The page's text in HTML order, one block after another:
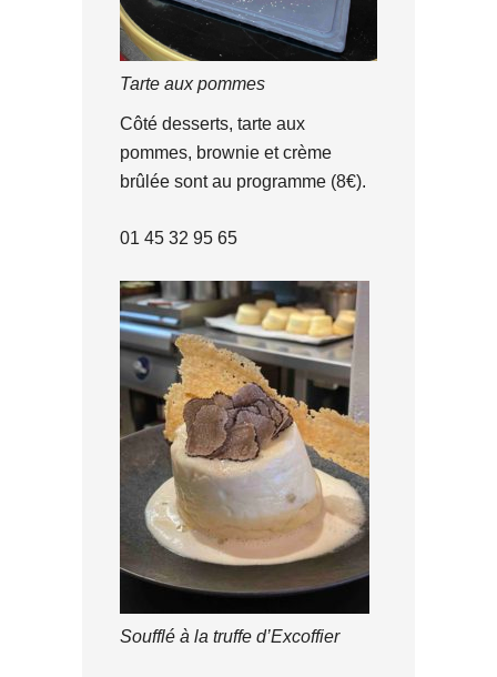
Tarte aux pommes
Côté desserts, tarte aux
pommes, brownie et crème
brûlée sont au programme (8€).
01 45 32 95 65
Soufflé à la truffe d’Excoffier